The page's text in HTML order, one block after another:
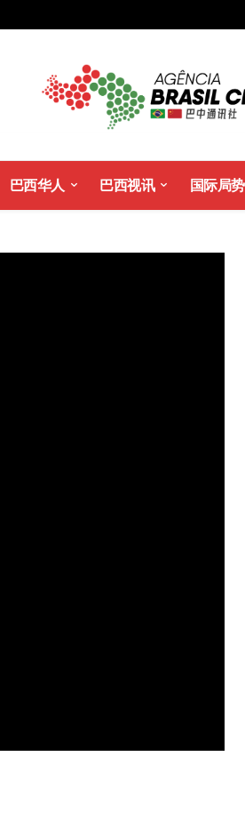
巴西华人 巴西视讯 国际局势